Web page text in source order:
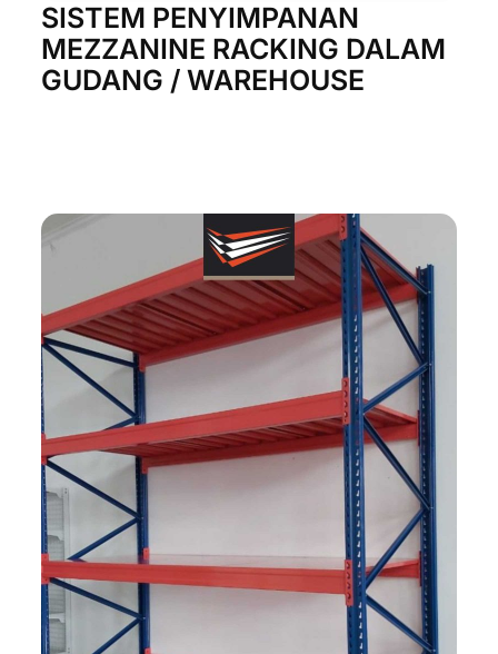
SISTEM PENYIMPANAN
MEZZANINE RACKING DALAM
GUDANG / WAREHOUSE